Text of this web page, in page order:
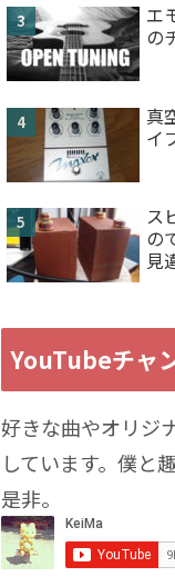
エ
の
真
イ
ス
の
見
YouTubeチャ
好きな曲やオリジ
しています。僕と
是非。